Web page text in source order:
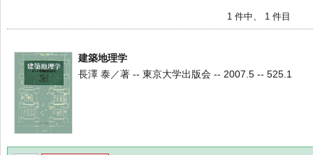
1 件中、 1 件目
建築地理学
長澤 泰／著 -- 東京大学出版会 -- 2007.5 -- 525.1